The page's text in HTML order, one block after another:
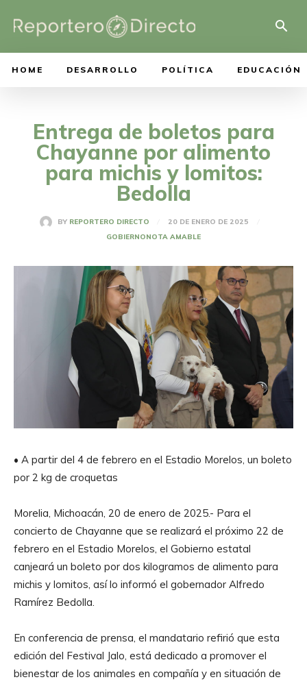
HOME DESARROLLO POLÍTICA EDUCACIÓN
Entrega de boletos para
Chayanne por alimento
para michis y lomitos:
Bedolla
BY REPORTERO DIRECTO
20 DE ENERO DE 2025
GOBIERNONOTA AMABLE
• A partir del 4 de febrero en el Estadio Morelos, un boleto
por 2 kg de croquetas
Morelia, Michoacán, 20 de enero de 2025.- Para el
concierto de Chayanne que se realizará el próximo 22 de
febrero en el Estadio Morelos, el Gobierno estatal
canjeará un boleto por dos kilogramos de alimento para
michis y lomitos, así lo informó el gobernador Alfredo
Ramírez Bedolla.
En conferencia de prensa, el mandatario refirió que esta
edición del Festival Jalo, está dedicado a promover el
bienestar de los animales en compañía y en situación de